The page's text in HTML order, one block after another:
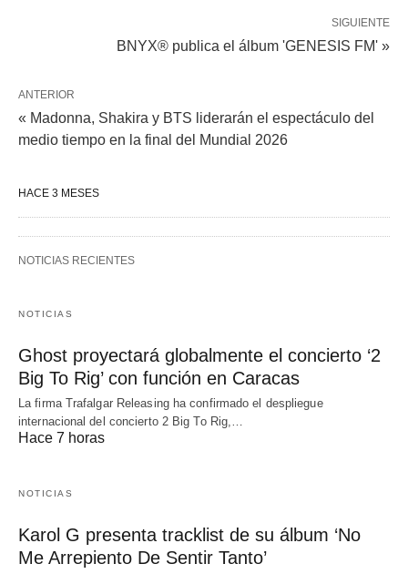
SIGUIENTE
BNYX®️ publica el álbum 'GENESIS FM' »
ANTERIOR
« Madonna, Shakira y BTS liderarán el espectáculo del
medio tiempo en la final del Mundial 2026
HACE 3 MESES
NOTICIAS RECIENTES
NOTICIAS
Ghost proyectará globalmente el concierto ‘2
Big To Rig’ con función en Caracas
La firma Trafalgar Releasing ha confirmado el despliegue
internacional del concierto 2 Big To Rig,…
Hace 7 horas
NOTICIAS
Karol G presenta tracklist de su álbum ‘No
Me Arrepiento De Sentir Tanto’